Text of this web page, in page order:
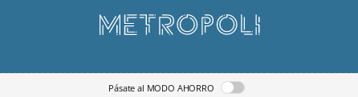
Pásate al MODO AHORRO